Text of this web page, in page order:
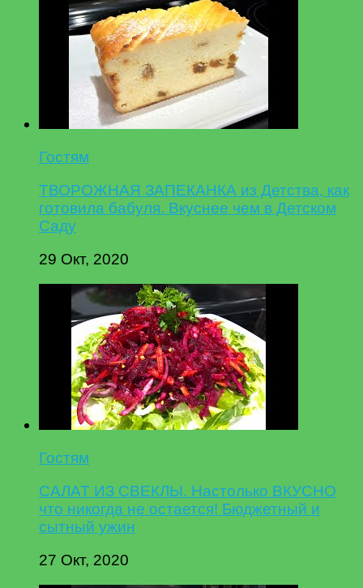
Гостям
ТВОРОЖНАЯ ЗАПЕКАНКА из Детства, как
готовила бабуля. Вкуснее чем в Детском
Саду
29 Окт, 2020
Гостям
САЛАТ ИЗ СВЕКЛЫ. Настолько ВКУСНО
что никогда не остается! Бюджетный и
сытный ужин
27 Окт, 2020